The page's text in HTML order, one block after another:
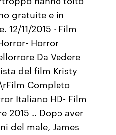
gratuite e in
11/2015 · Film
Horror
Da Vedere
del film Kristy
Completo
Italiano HD- Film
2015 .. Dopo aver
del male, James